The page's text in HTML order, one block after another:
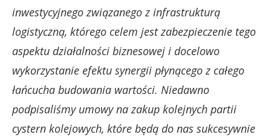
inwestycyjnego związanego z infrastrukturą
logistyczną, którego celem jest zabezpieczenie tego
aspektu działalności biznesowej i docelowo
wykorzystanie efektu synergii płynącego z całego
łańcucha budowania wartości. Niedawno
podpisaliśmy umowy na zakup kolejnych partii
cystern kolejowych, które będą do nas sukcesywnie